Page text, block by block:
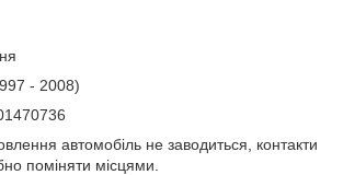
- 2008)
автомобіль не заводиться, контакти
поміняти місцями.